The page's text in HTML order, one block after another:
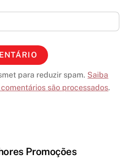
para reduzir spam. Saiba
são processados.
Promoções